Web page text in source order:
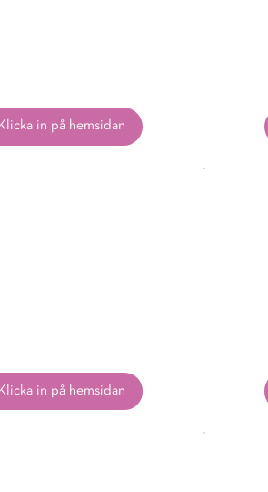
Klicka in på hemsidan
Klicka in på hemsidan